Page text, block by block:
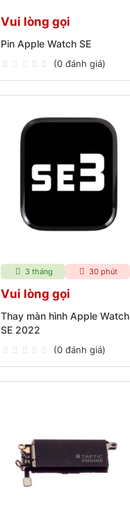
Vui lòng gọi
Pin Apple Watch SE
(0 đánh giá)
3 tháng 30 phút
Vui lòng gọi
Thay màn hình Apple Watch
SE 2022
(0 đánh giá)